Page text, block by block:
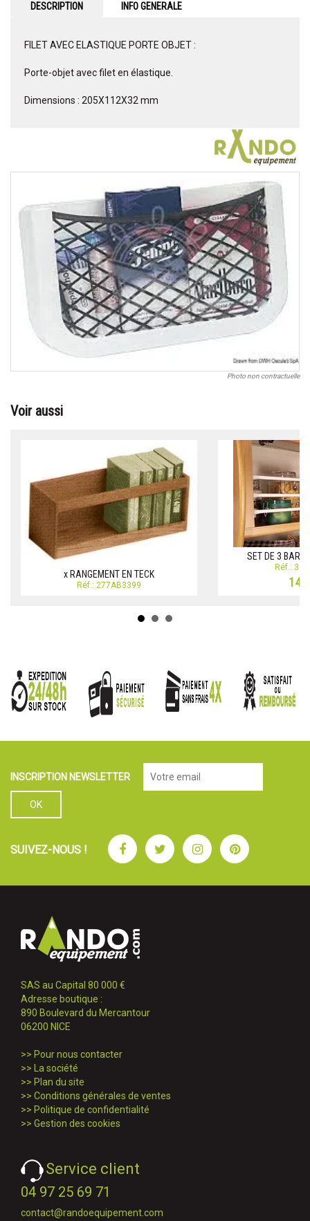
DESCRIPTION INFO GENERALE
FILET AVEC ELASTIQUE PORTE OBJET :
Porte-objet avec filet en élastique.
Dimensions : 205X112X32 mm
Photo non contractuelle
Voir aussi
x RANGEMENT EN TECK
Réf.: 277AB3399
SET DE 3
Réf.:
INSCRIPTION NEWSLETTER
SUIVEZ-NOUS ! FacebookTwitterInstagramPinterest
SAS au Capital 80 000 €
Adresse boutique :
890 Boulevard du Mercantour
06200 NICE
>> Pour nous contacter
>> La société
>> Plan du site
>> Conditions générales de ventes
>> Politique de confidentialité
>> Gestion des cookies
Service client
04 97 25 69 71
contact@randoequipement.com